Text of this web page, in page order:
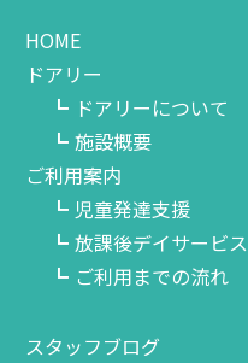
HOME
ドアリー
ドアリーについて
施設概要
ご利用案内
児童発達支援
放課後デイサービス
ご利用までの流れ
スタッフブログ